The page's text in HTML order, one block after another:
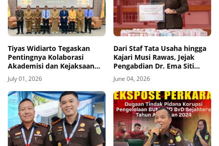
Tiyas Widiarto Tegaskan
Pentingnya Kolaborasi
Akademisi dan Kejaksaan
dalam Pembentukan
Adhyaksa Chambers
July 01, 2026
Dari Staf Tata Usaha hingga
Kajari Musi Rawas, Jejak
Pengabdian Dr. Ema Siti
Huzaemah Ahmad di Korps
Adhyaksa
June 04, 2026